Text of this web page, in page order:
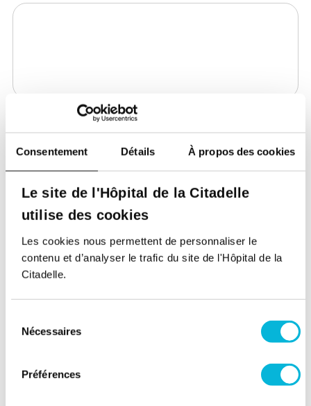
Consentement Détails À propos des cookies
Le site de l'Hôpital de la Citadelle
utilise des cookies
Les cookies nous permettent de personnaliser le
contenu et d’analyser le trafic du site de l'Hôpital de la
Citadelle.
Nécessaires
Préférences
1 seul fichier.
Limité à 10 Mo.
Types autorisés : pdf.
plus d’informations sur le traitement de vos
données dansla politique de protection des
données personnelles